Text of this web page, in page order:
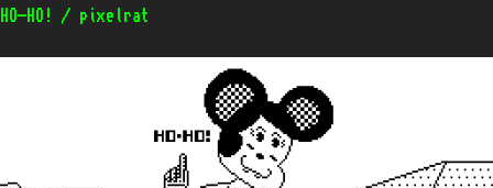
НО-НО! / pixelrat